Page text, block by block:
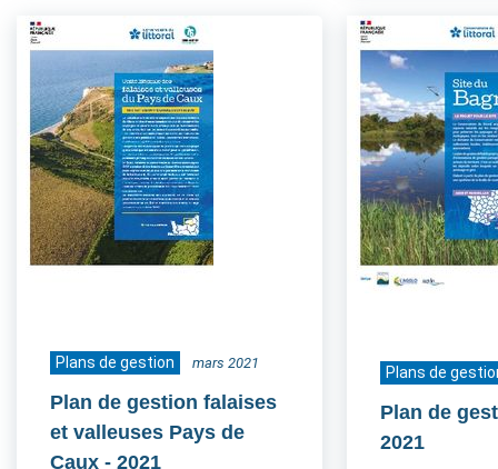
Plans de gestion mars 2021
Plan de gestion falaises
et valleuses Pays de
Caux - 2021
Plans de
Plan de
2021